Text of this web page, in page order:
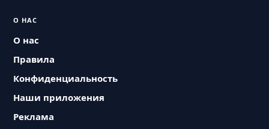
О НАС
О нас
Правила
Конфиденциальность
Наши приложения
Реклама